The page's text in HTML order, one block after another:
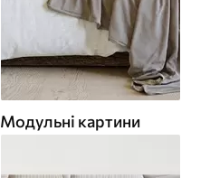
Модульні картини